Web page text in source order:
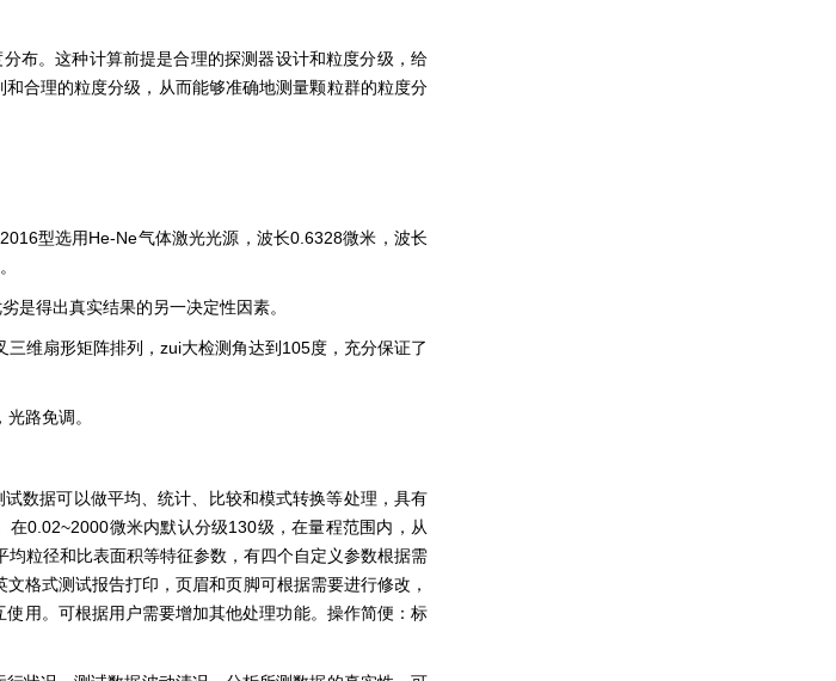
布。这种计算前提是合理的探测器设计和粒度分级，给
合理的粒度分级，从而能够准确地测量颗粒群的粒度分
型选用He-Ne气体激光光源，波长0.6328微米，波长
是得出真实结果的另一决定性因素。
维扇形矩阵排列，zui大检测角达到105度，充分保证了
路免调。
数据可以做平均、统计、比较和模式转换等处理，具有
0.02~2000微米内默认分级130级，在量程范围内，从
粒径和比表面积等特征参数，有四个自定义参数根据需
格式测试报告打印，页眉和页脚可根据需要进行修改，
用。可根据用户需要增加其他处理功能。操作简便：标